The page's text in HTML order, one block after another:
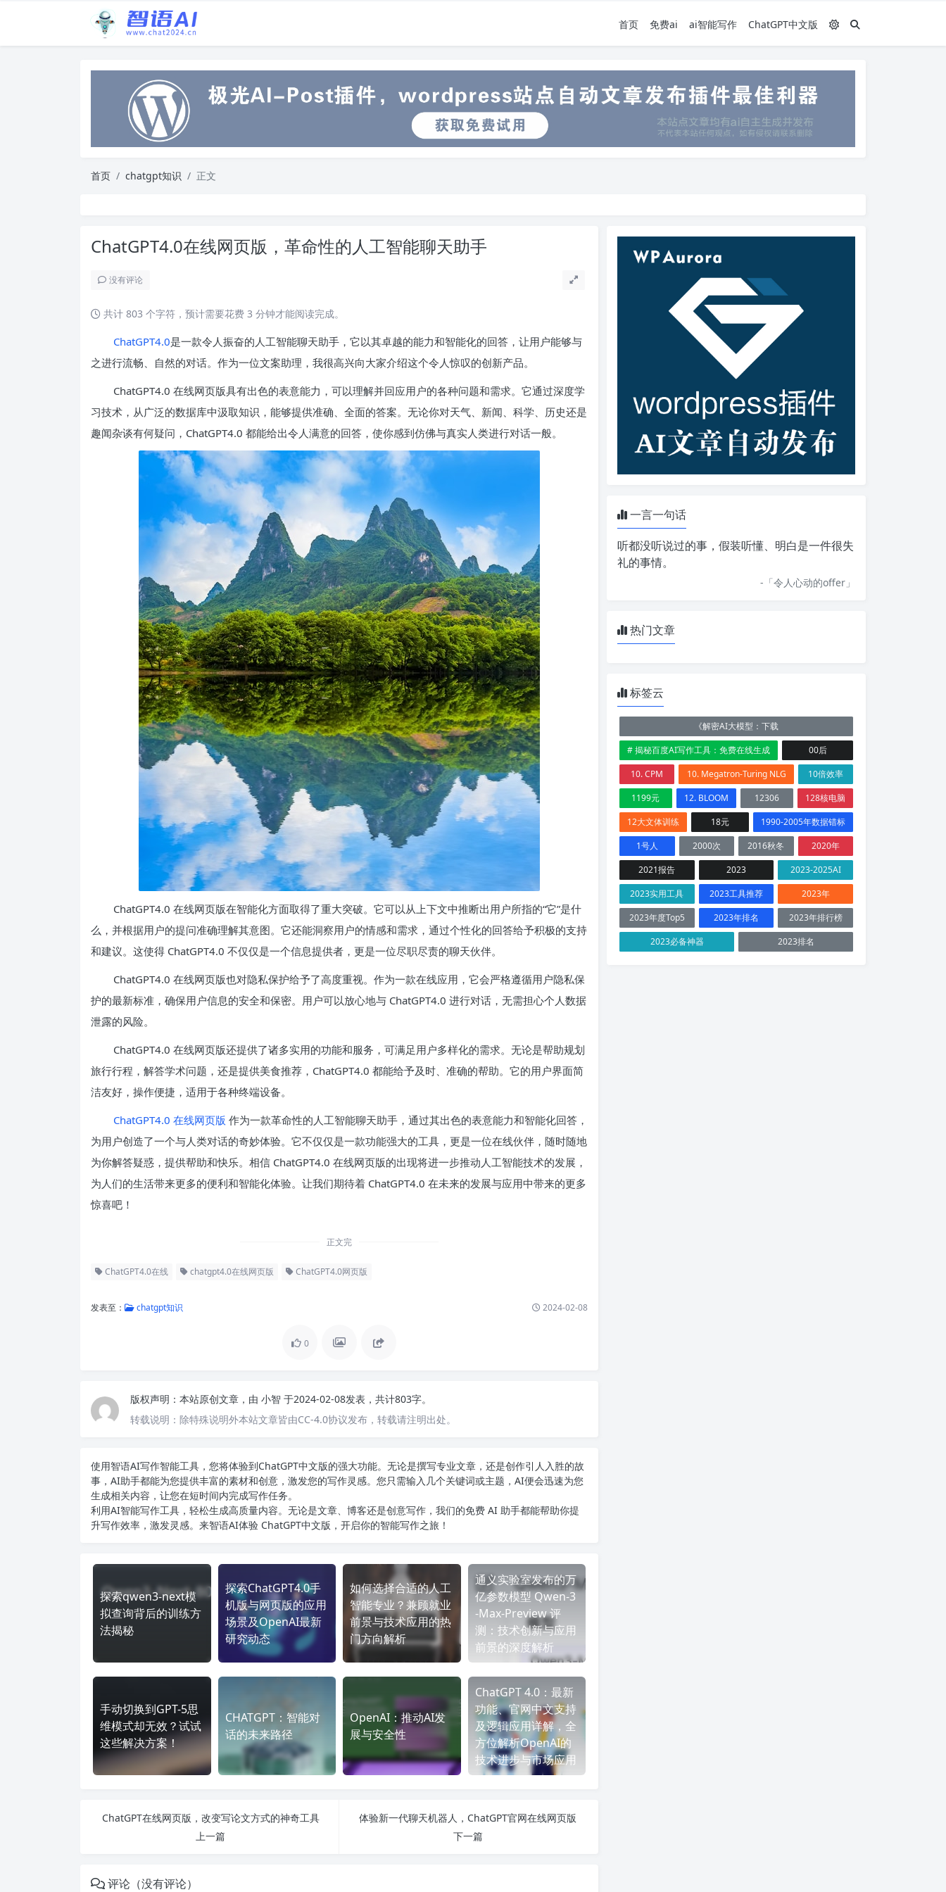
首页 免费ai ai智能写作 ChatGPT中文版
首页 chatgpt知识 正文
ChatGPT4.0在线网页版，革命性的人工智能聊天助手
没有评论
共计 803 个字符，预计需要花费 3 分钟才能阅读完成。
ChatGPT4.0是一款令人振奋的人工智能聊天助手，它以其卓越的能力和智能化的回答，让用户能够与
之进行流畅、自然的对话。作为一位文案助理，我很高兴向大家介绍这个令人惊叹的创新产品。
ChatGPT4.0 在线网页版具有出色的表意能力，可以理解并回应用户的各种问题和需求。它通过深度学
习技术，从广泛的数据库中汲取知识，能够提供准确、全面的答案。无论你对天气、新闻、科学、历史还是
趣闻杂谈有何疑问，ChatGPT4.0 都能给出令人满意的回答，使你感到仿佛与真实人类进行对话一般。
ChatGPT4.0 在线网页版在智能化方面取得了重大突破。它可以从上下文中推断出用户所指的“它”是什
么，并根据用户的提问准确理解其意图。它还能洞察用户的情感和需求，通过个性化的回答给予积极的支持
和建议。这使得 ChatGPT4.0 不仅仅是一个信息提供者，更是一位尽职尽责的聊天伙伴。
ChatGPT4.0 在线网页版也对隐私保护给予了高度重视。作为一款在线应用，它会严格遵循用户隐私保
护的最新标准，确保用户信息的安全和保密。用户可以放心地与 ChatGPT4.0 进行对话，无需担心个人数据
泄露的风险。
ChatGPT4.0 在线网页版还提供了诸多实用的功能和服务，可满足用户多样化的需求。无论是帮助规划
旅行行程，解答学术问题，还是提供美食推荐，ChatGPT4.0 都能给予及时、准确的帮助。它的用户界面简
洁友好，操作便捷，适用于各种终端设备。
ChatGPT4.0 在线网页版 作为一款革命性的人工智能聊天助手，通过其出色的表意能力和智能化回答，
为用户创造了一个与人类对话的奇妙体验。它不仅仅是一款功能强大的工具，更是一位在线伙伴，随时随地
为你解答疑惑，提供帮助和快乐。相信 ChatGPT4.0 在线网页版的出现将进一步推动人工智能技术的发展，
为人们的生活带来更多的便利和智能化体验。让我们期待着 ChatGPT4.0 在未来的发展与应用中带来的更多
惊喜吧！
正文完
ChatGPT4.0在线 chatgpt4.0在线网页版 ChatGPT4.0网页版
发表至： chatgpt知识 2024-02-08
0
版权声明： 本站原创文章，由 小智 于2024-02-08发表，共计803字。
转载说明： 除特殊说明外本站文章皆由CC-4.0协议发布，转载请注明出处。
使用智语AI写作智能工具，您将体验到ChatGPT中文版的强大功能。无论是撰写专业文章，还是创作引人入胜的故
事，AI助手都能为您提供丰富的素材和创意，激发您的写作灵感。您只需输入几个关键词或主题，AI便会迅速为您
生成相关内容，让您在短时间内完成写作任务。
利用AI智能写作工具，轻松生成高质量内容。无论是文章、博客还是创意写作，我们的免费 AI 助手都能帮助你提
升写作效率，激发灵感。来智语AI体验 ChatGPT中文版 ，开启你的智能写作之旅！
探索qwen3-next模
拟查询背后的训练方
法揭秘
探索ChatGPT4.0手
机版与网页版的应用
场景及OpenAI最新
研究动态
如何选择合适的人工
智能专业？兼顾就业
前景与技术应用的热
门方向解析
通义实验室发布的万
亿参数模型 Qwen-3
-Max-Preview 评
测：技术创新与应用
前景的深度解析
手动切换到GPT-5思
维模式却无效？试试
这些解决方案！
CHATGPT：智能对
话的未来路径
OpenAI：推动AI发
展与安全性
ChatGPT 4.0：最新
功能、官网中文支持
及逻辑应用详解，全
方位解析OpenAI的
技术进步与市场应用
ChatGPT在线网页版，改变写论文方式的神奇工具
上一篇
体验新一代聊天机器人，ChatGPT官网在线网页版
下一篇
评论（没有评论）
一言一句话
听都没听说过的事，假装听懂、明白是一件很失
礼的事情。
-「令人心动的offer 」
热门文章
标签云
《解密AI大模型：下载
# 揭秘百度AI写作工具：免费在线生成
00后
10. CPM
10. Megatron-Turing NLG
10倍效率
1199元
12. BLOOM 12306
128核电脑
12大文体训练
18元
1990-2005年数据错标
1号人
2000次 2016秋冬
2020年
2021报告
2023
2023-2025AI
2023实用工具
2023工具推荐
2023年
2023年度Top5
2023年排名
2023年排行榜
2023必备神器
2023排名